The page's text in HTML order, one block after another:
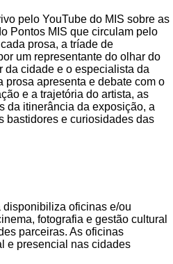
pelo YouTube do MIS sobre as
Pontos MIS que circulam pelo
prosa, a tríade de
um representante do olhar do
da cidade e o especialista da
prosa apresenta e debate com o
e a trajetória do artista, as
da itinerância da exposição, a
bastidores e curiosidades das
disponibiliza oficinas e/ou
fotografia e gestão cultural
parceiras. As oficinas
e presencial nas cidades